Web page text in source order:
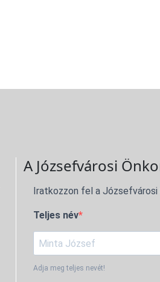
A Józsefvárosi
Iratkozzon fel a Józsefvárosi
Teljes név
Adja meg teljes nevét!